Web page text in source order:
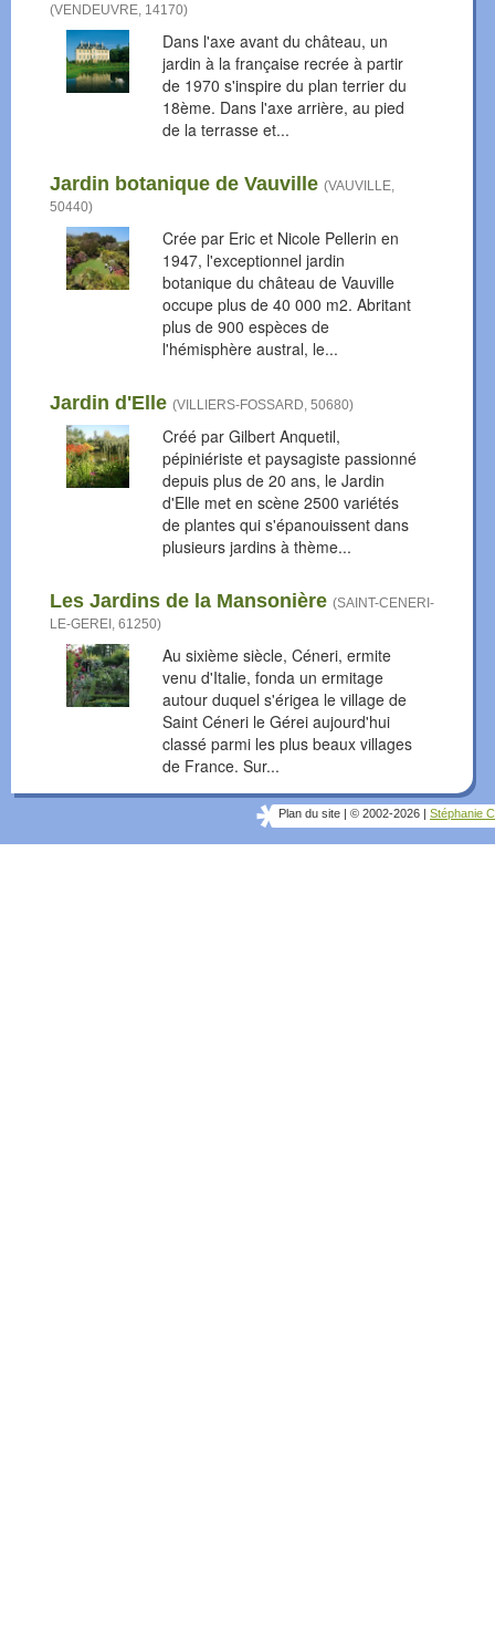
(VENDEUVRE 14170)
Dans l'axe avant du château, un
jardin à la française recrée à partir
de 1970 s'inspire du plan terrier du
18ème. Dans l'axe arrière, au pied
de la terrasse et...
Jardin botanique de Vauville (VAUVILLE
50440)
Crée par Eric et Nicole Pellerin en
1947, l'exceptionnel jardin
botanique du château de Vauville
occupe plus de 40 000 m2. Abritant
plus de 900 espèces de
l'hémisphère austral, le...
Jardin d'Elle (VILLIERS-FOSSARD 50680)
Créé par Gilbert Anquetil,
pépiniériste et paysagiste passionné
depuis plus de 20 ans, le Jardin
d'Elle met en scène 2500 variétés
de plantes qui s'épanouissent dans
plusieurs jardins à thème...
Les Jardins de la Mansonière (SAINT-CENERI-
LE-GEREI
61250)
Au sixième siècle, Céneri, ermite
venu d'Italie, fonda un ermitage
autour duquel s'érigea le village de
Saint Céneri le Gérei aujourd'hui
classé parmi les plus beaux villages
de France. Sur...
Plan du site © 2002-2026 Stéphanie C